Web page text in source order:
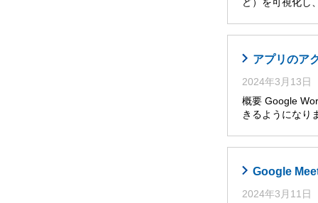
アプリのア
2024年3月13日
概要 Google
きるようになり
Google
2024年3月11日